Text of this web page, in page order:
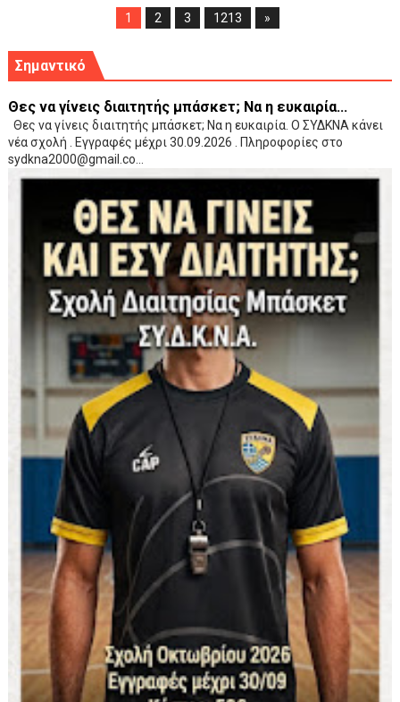
1 2 3 1213 »
Σημαντικό
Θες να γίνεις διαιτητής μπάσκετ; Να η ευκαιρία...
Θες να γίνεις διαιτητής μπάσκετ; Να η ευκαιρία. Ο ΣΥΔΚΝΑ κάνει
νέα σχολή . Εγγραφές μέχρι 30.09.2026 . Πληροφορίες στο
sydkna2000@gmail.co...